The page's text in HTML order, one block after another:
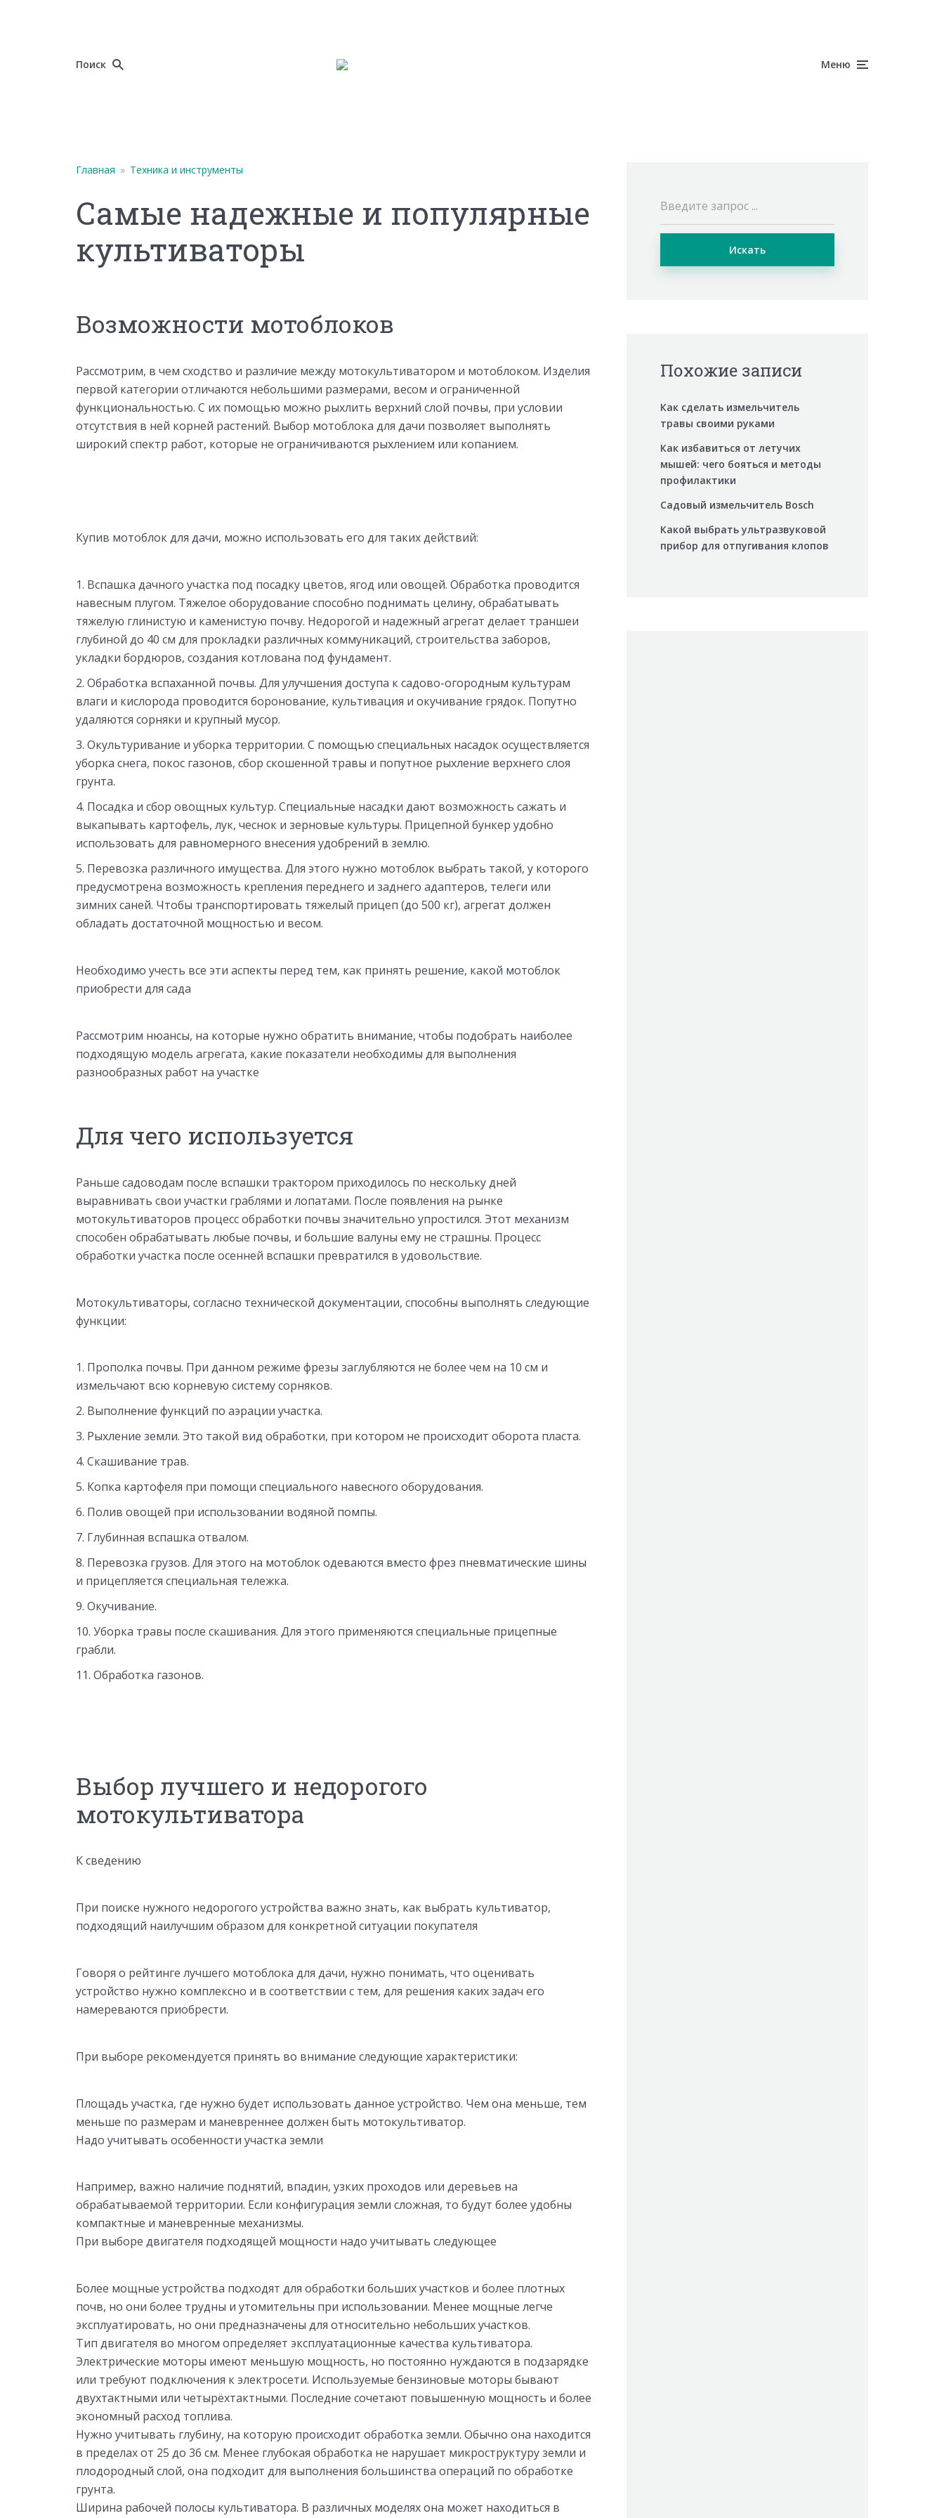
Поиск Меню
Главная » Техника и инструменты
Самые надежные и популярные
культиваторы
Возможности мотоблоков
Рассмотрим, в чем сходство и различие между мотокультиватором и мотоблоком. Изделия
первой категории отличаются небольшими размерами, весом и ограниченной
функциональностью. С их помощью можно рыхлить верхний слой почвы, при условии
отсутствия в ней корней растений. Выбор мотоблока для дачи позволяет выполнять
широкий спектр работ, которые не ограничиваются рыхлением или копанием.
Купив мотоблок для дачи, можно использовать его для таких действий:
Вспашка дачного участка под посадку цветов, ягод или овощей. Обработка проводится
навесным плугом. Тяжелое оборудование способно поднимать целину, обрабатывать
тяжелую глинистую и каменистую почву. Недорогой и надежный агрегат делает траншеи
глубиной до 40 см для прокладки различных коммуникаций, строительства заборов,
укладки бордюров, создания котлована под фундамент.
Обработка вспаханной почвы. Для улучшения доступа к садово-огородным культурам
влаги и кислорода проводится боронование, культивация и окучивание грядок. Попутно
удаляются сорняки и крупный мусор.
Окультуривание и уборка территории. С помощью специальных насадок осуществляется
уборка снега, покос газонов, сбор скошенной травы и попутное рыхление верхнего слоя
грунта.
Посадка и сбор овощных культур. Специальные насадки дают возможность сажать и
выкапывать картофель, лук, чеснок и зерновые культуры. Прицепной бункер удобно
использовать для равномерного внесения удобрений в землю.
Перевозка различного имущества. Для этого нужно мотоблок выбрать такой, у которого
предусмотрена возможность крепления переднего и заднего адаптеров, телеги или
зимних саней. Чтобы транспортировать тяжелый прицеп (до 500 кг), агрегат должен
обладать достаточной мощностью и весом.
Необходимо учесть все эти аспекты перед тем, как принять решение, какой мотоблок
приобрести для сада
Рассмотрим нюансы, на которые нужно обратить внимание, чтобы подобрать наиболее
подходящую модель агрегата, какие показатели необходимы для выполнения
разнообразных работ на участке
Для чего используется
Раньше садоводам после вспашки трактором приходилось по нескольку дней
выравнивать свои участки граблями и лопатами. После появления на рынке
мотокультиваторов процесс обработки почвы значительно упростился. Этот механизм
способен обрабатывать любые почвы, и большие валуны ему не страшны. Процесс
обработки участка после осенней вспашки превратился в удовольствие.
Мотокультиваторы, согласно технической документации, способны выполнять следующие
функции:
Прополка почвы. При данном режиме фрезы заглубляются не более чем на 10 см и
измельчают всю корневую систему сорняков.
Выполнение функций по аэрации участка.
Рыхление земли. Это такой вид обработки, при котором не происходит оборота пласта.
Скашивание трав.
Копка картофеля при помощи специального навесного оборудования.
Полив овощей при использовании водяной помпы.
Глубинная вспашка отвалом.
Перевозка грузов. Для этого на мотоблок одеваются вместо фрез пневматические шины
и прицепляется специальная тележка.
Окучивание.
Уборка травы после скашивания. Для этого применяются специальные прицепные
грабли.
Обработка газонов.
Выбор лучшего и недорогого
мотокультиватора
К сведению
При поиске нужного недорогого устройства важно знать, как выбрать культиватор,
подходящий наилучшим образом для конкретной ситуации покупателя
Говоря о рейтинге лучшего мотоблока для дачи, нужно понимать, что оценивать
устройство нужно комплексно и в соответствии с тем, для решения каких задач его
намереваются приобрести.
При выборе рекомендуется принять во внимание следующие характеристики:
Площадь участка, где нужно будет использовать данное устройство. Чем она меньше, тем
меньше по размерам и маневреннее должен быть мотокультиватор.
Надо учитывать особенности участка земли
Например, важно наличие поднятий, впадин, узких проходов или деревьев на
обрабатываемой территории. Если конфигурация земли сложная, то будут более удобны
компактные и маневренные механизмы.
При выборе двигателя подходящей мощности надо учитывать следующее
Более мощные устройства подходят для обработки больших участков и более плотных
почв, но они более трудны и утомительны при использовании. Менее мощные легче
эксплуатировать, но они предназначены для относительно небольших участков.
Тип двигателя во многом определяет эксплуатационные качества культиватора.
Электрические моторы имеют меньшую мощность, но постоянно нуждаются в подзарядке
или требуют подключения к электросети. Используемые бензиновые моторы бывают
двухтактными или четырёхтактными. Последние сочетают повышенную мощность и более
экономный расход топлива.
Нужно учитывать глубину, на которую происходит обработка земли. Обычно она находится
в пределах от 25 до 36 см. Менее глубокая обработка не нарушает микроструктуру земли и
плодородный слой, она подходит для выполнения большинства операций по обработке
грунта.
Ширина рабочей полосы культиватора. В различных моделях она может находиться в
Искать
Похожие записи
Как сделать измельчитель
травы своими руками
Как избавиться от летучих
мышей: чего бояться и методы
профилактики
Садовый измельчитель Bosch
Какой выбрать ультразвуковой
прибор для отпугивания клопов